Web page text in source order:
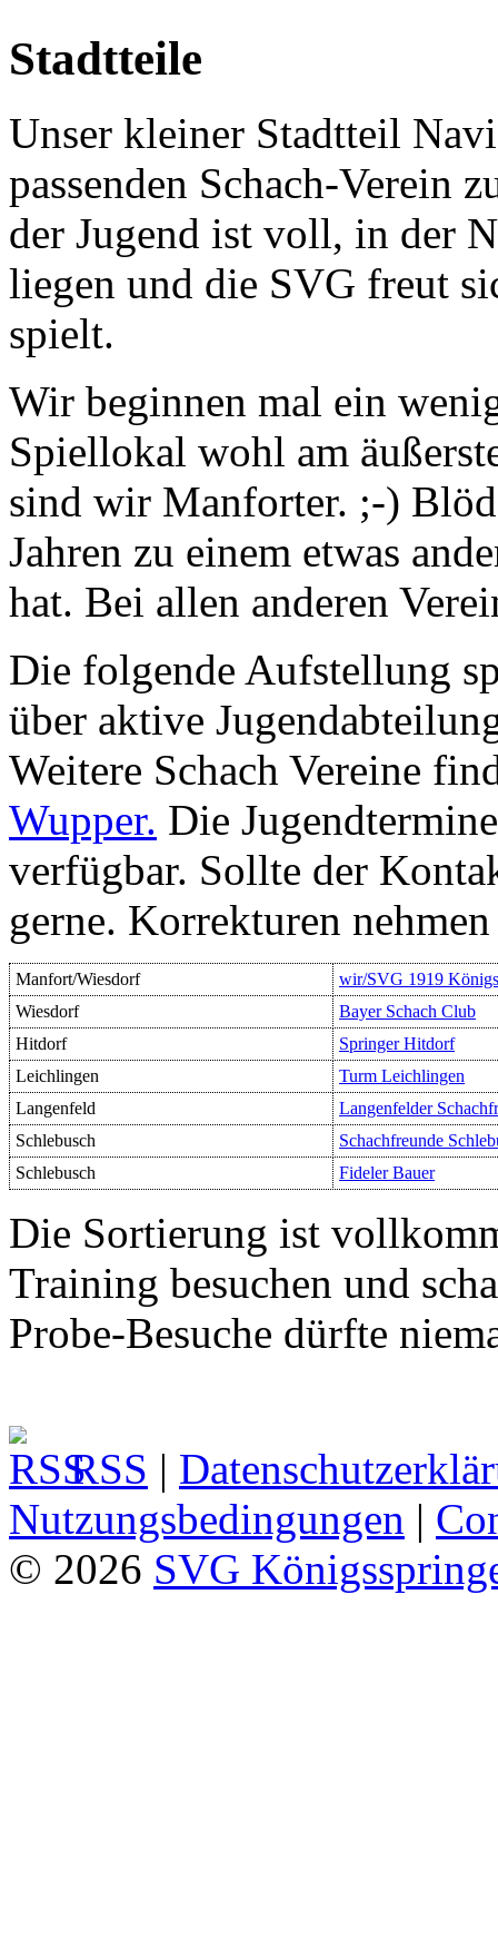
Stadtteile
Unser kleiner Stadtteil
passenden Schach-Verein
der Jugend ist voll, in der
liegen und die SVG freut
spielt.
Wir beginnen mal ein
Spiellokal wohl am
sind wir Manforter. ;-)
Jahren zu einem etwas
hat. Bei allen anderen
Die folgende Aufstellung
über aktive
Weitere Schach Vereine
Wupper. Die
verfügbar. Sollte der
gerne. Korrekturen
Manfort/Wiesdorf
wir/SVG 1919
Wiesdorf
Bayer Schach Club
Hitdorf
Springer Hitdorf
Leichlingen
Turm Leichlingen
Langenfeld
Langenfelder
Schlebusch
Schachfreunde
Schlebusch
Fideler Bauer
Die Sortierung ist
Training besuchen und
Probe-Besuche dürfte
RSS |
Nutzungsbedingungen |
© 2026 SVG